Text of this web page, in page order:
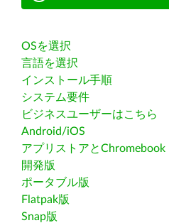
OSを選択
言語を選択
インストール手順
システム要件
ビジネスユーザーはこちら
Android/iOS
アプリストアとChromebook
開発版
ポータブル版
Flatpak版
Snap版